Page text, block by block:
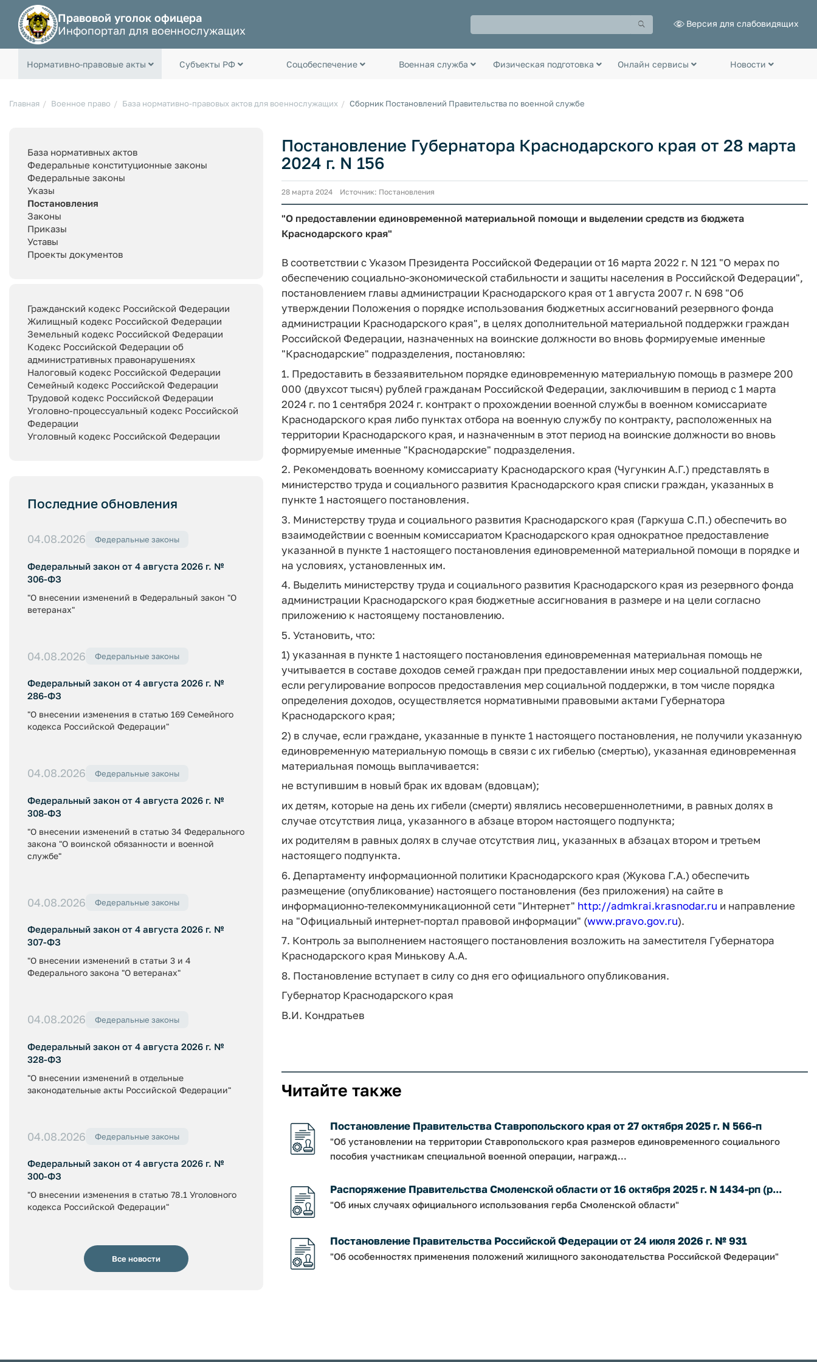
Правовой уголок офицера
Инфопортал для военнослужащих
Версия для слабовидящих
Нормативно-правовые акты Субъекты РФ Соцобеспечение Военная служба Физическая подготовка Онлайн сервисы Новости
Главная Военное право База нормативно-правовых актов для военнослужащих Сборник Постановлений Правительства по военной службе
База нормативных актов
Федеральные конституционные законы
Федеральные законы
Указы
Постановления
Законы
Приказы
Уставы
Проекты документов
Гражданский кодекс Российской Федерации
Жилищный кодекс Российской Федерации
Земельный кодекс Российской Федерации
Кодекс Российской Федерации об
административных правонарушениях
Налоговый кодекс Российской Федерации
Семейный кодекс Российской Федерации
Трудовой кодекс Российской Федерации
Уголовно-процессуальный кодекс Российской
Федерации
Уголовный кодекс Российской Федерации
Последние обновления
04.08.2026 Федеральные законы
Федеральный закон от 4 августа 2026 г. №
306-ФЗ
"О внесении изменений в Федеральный закон "О
ветеранах"
04.08.2026 Федеральные законы
Федеральный закон от 4 августа 2026 г. №
286-ФЗ
"О внесении изменения в статью 169 Семейного
кодекса Российской Федерации"
04.08.2026 Федеральные законы
Федеральный закон от 4 августа 2026 г. №
308-ФЗ
"О внесении изменений в статью 34 Федерального
закона "О воинской обязанности и военной
службе"
04.08.2026 Федеральные законы
Федеральный закон от 4 августа 2026 г. №
307-ФЗ
"О внесении изменений в статьи 3 и 4
Федерального закона "О ветеранах"
04.08.2026 Федеральные законы
Федеральный закон от 4 августа 2026 г. №
328-ФЗ
"О внесении изменений в отдельные
законодательные акты Российской Федерации"
04.08.2026 Федеральные законы
Федеральный закон от 4 августа 2026 г. №
300-ФЗ
"О внесении изменения в статью 78.1 Уголовного
кодекса Российской Федерации"
Все новости
Постановление Губернатора Краснодарского края от 28 марта
2024 г. N 156
28 марта 2024 Источник: Постановления
"О предоставлении единовременной материальной помощи и выделении средств из бюджета
Краснодарского края"
В соответствии с Указом Президента Российской Федерации от 16 марта 2022 г. N 121 "О мерах по
обеспечению социально-экономической стабильности и защиты населения в Российской Федерации",
постановлением главы администрации Краснодарского края от 1 августа 2007 г. N 698 "Об
утверждении Положения о порядке использования бюджетных ассигнований резервного фонда
администрации Краснодарского края", в целях дополнительной материальной поддержки граждан
Российской Федерации, назначенных на воинские должности во вновь формируемые именные
"Краснодарские" подразделения, постановляю:
1. Предоставить в беззаявительном порядке единовременную материальную помощь в размере 200
000 (двухсот тысяч) рублей гражданам Российской Федерации, заключившим в период с 1 марта
2024 г. по 1 сентября 2024 г. контракт о прохождении военной службы в военном комиссариате
Краснодарского края либо пунктах отбора на военную службу по контракту, расположенных на
территории Краснодарского края, и назначенным в этот период на воинские должности во вновь
формируемые именные "Краснодарские" подразделения.
2. Рекомендовать военному комиссариату Краснодарского края (Чугункин А.Г.) представлять в
министерство труда и социального развития Краснодарского края списки граждан, указанных в
пункте 1 настоящего постановления.
3. Министерству труда и социального развития Краснодарского края (Гаркуша С.П.) обеспечить во
взаимодействии с военным комиссариатом Краснодарского края однократное предоставление
указанной в пункте 1 настоящего постановления единовременной материальной помощи в порядке и
на условиях, установленных им.
4. Выделить министерству труда и социального развития Краснодарского края из резервного фонда
администрации Краснодарского края бюджетные ассигнования в размере и на цели согласно
приложению к настоящему постановлению.
5. Установить, что:
1) указанная в пункте 1 настоящего постановления единовременная материальная помощь не
учитывается в составе доходов семей граждан при предоставлении иных мер социальной поддержки,
если регулирование вопросов предоставления мер социальной поддержки, в том числе порядка
определения доходов, осуществляется нормативными правовыми актами Губернатора
Краснодарского края;
2) в случае, если граждане, указанные в пункте 1 настоящего постановления, не получили указанную
единовременную материальную помощь в связи с их гибелью (смертью), указанная единовременная
материальная помощь выплачивается:
не вступившим в новый брак их вдовам (вдовцам);
их детям, которые на день их гибели (смерти) являлись несовершеннолетними, в равных долях в
случае отсутствия лица, указанного в абзаце втором настоящего подпункта;
их родителям в равных долях в случае отсутствия лиц, указанных в абзацах втором и третьем
настоящего подпункта.
6. Департаменту информационной политики Краснодарского края (Жукова Г.А.) обеспечить
размещение (опубликование) настоящего постановления (без приложения) на сайте в
информационно-телекоммуникационной сети "Интернет" http://admkrai.krasnodar.ru и направление
на "Официальный интернет-портал правовой информации" (www.pravo.gov.ru).
7. Контроль за выполнением настоящего постановления возложить на заместителя Губернатора
Краснодарского края Минькову А.А.
8. Постановление вступает в силу со дня его официального опубликования.
Губернатор Краснодарского края
В.И. Кондратьев
Читайте также
Постановление Правительства Ставропольского края от 27 октября 2025 г. N 566-п
"Об установлении на территории Ставропольского края размеров единовременного социального
пособия участникам специальной военной операции, награжд...
Распоряжение Правительства Смоленской области от 16 октября 2025 г. N 1434-рп (р...
"Об иных случаях официального использования герба Смоленской области"
Постановление Правительства Российской Федерации от 24 июля 2026 г. № 931
"Об особенностях применения положений жилищного законодательства Российской Федерации"